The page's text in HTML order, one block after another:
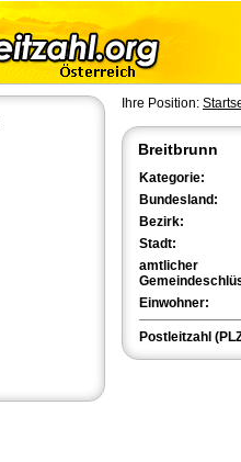
Ihre Position:
Breitbrunn
Kategorie:
Bundesland:
Bezirk:
Stadt:
amtlicher
Einwohner:
Postleitzahl